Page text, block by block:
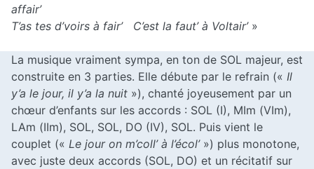
affair’
T’as tes d’voirs à fair’ C’est la faut’ à Voltair’ »
La musique vraiment sympa, en ton de SOL majeur, est
construite en 3 parties. Elle débute par le refrain (« Il
y’a le jour, il y’a la nuit »), chanté joyeusement par un
chœur d’enfants sur les accords : SOL (I), MIm (VIm),
LAm (IIm), SOL, SOL, DO (IV), SOL. Puis vient le
couplet (« Le jour on m’coll’ à l’écol’ ») plus monotone,
avec juste deux accords (SOL, DO) et un récitatif sur